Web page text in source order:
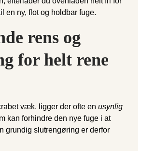
en ny, flot og holdbar fuge.
rens og
for helt rene
væk, ligger der ofte en usynlig
kan forhindre den nye fuge i at
grundig slutrengøring er derfor